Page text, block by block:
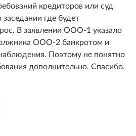
кредиторов или суд
где будет
В заявлении ООО-1 указало
ООО-2 банкротом и
Поэтому не понятно
дополнительно. Спасибо.